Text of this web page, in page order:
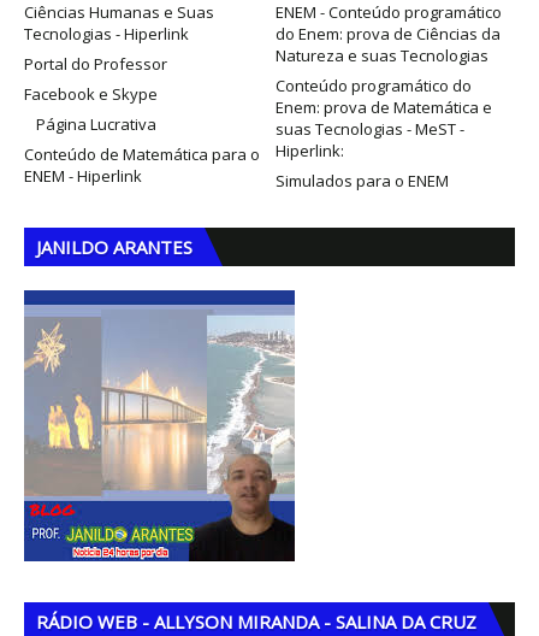
Ciências Humanas e Suas
Tecnologias - Hiperlink
ENEM - Conteúdo programático
do Enem: prova de Ciências da
Natureza e suas Tecnologias
Portal do Professor
Conteúdo programático do
Enem: prova de Matemática e
suas Tecnologias - MeST -
Hiperlink:
Facebook e Skype
Página Lucrativa
Conteúdo de Matemática para o
ENEM - Hiperlink
Simulados para o ENEM
JANILDO ARANTES
RÁDIO WEB - ALLYSON MIRANDA - SALINA DA CRUZ